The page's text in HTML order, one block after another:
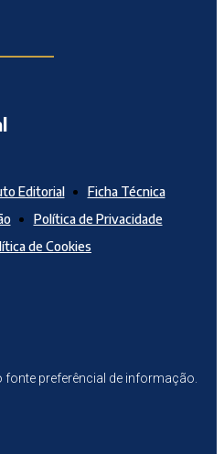
Editorial
Ficha Técnica
Política de Privacidade
de Cookies
preferêncial de informação.